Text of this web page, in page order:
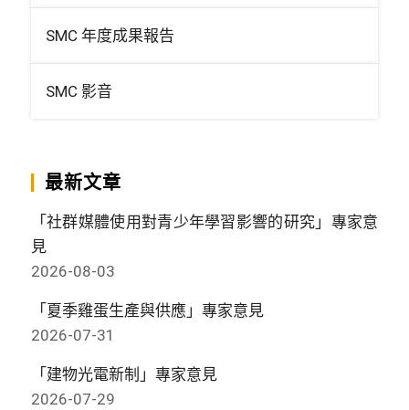
SMC 年度成果報告
SMC 影音
最新文章
「社群媒體使用對青少年學習影響的研究」專家意
見
2026-08-03
「夏季雞蛋生產與供應」專家意見
2026-07-31
「建物光電新制」專家意見
2026-07-29